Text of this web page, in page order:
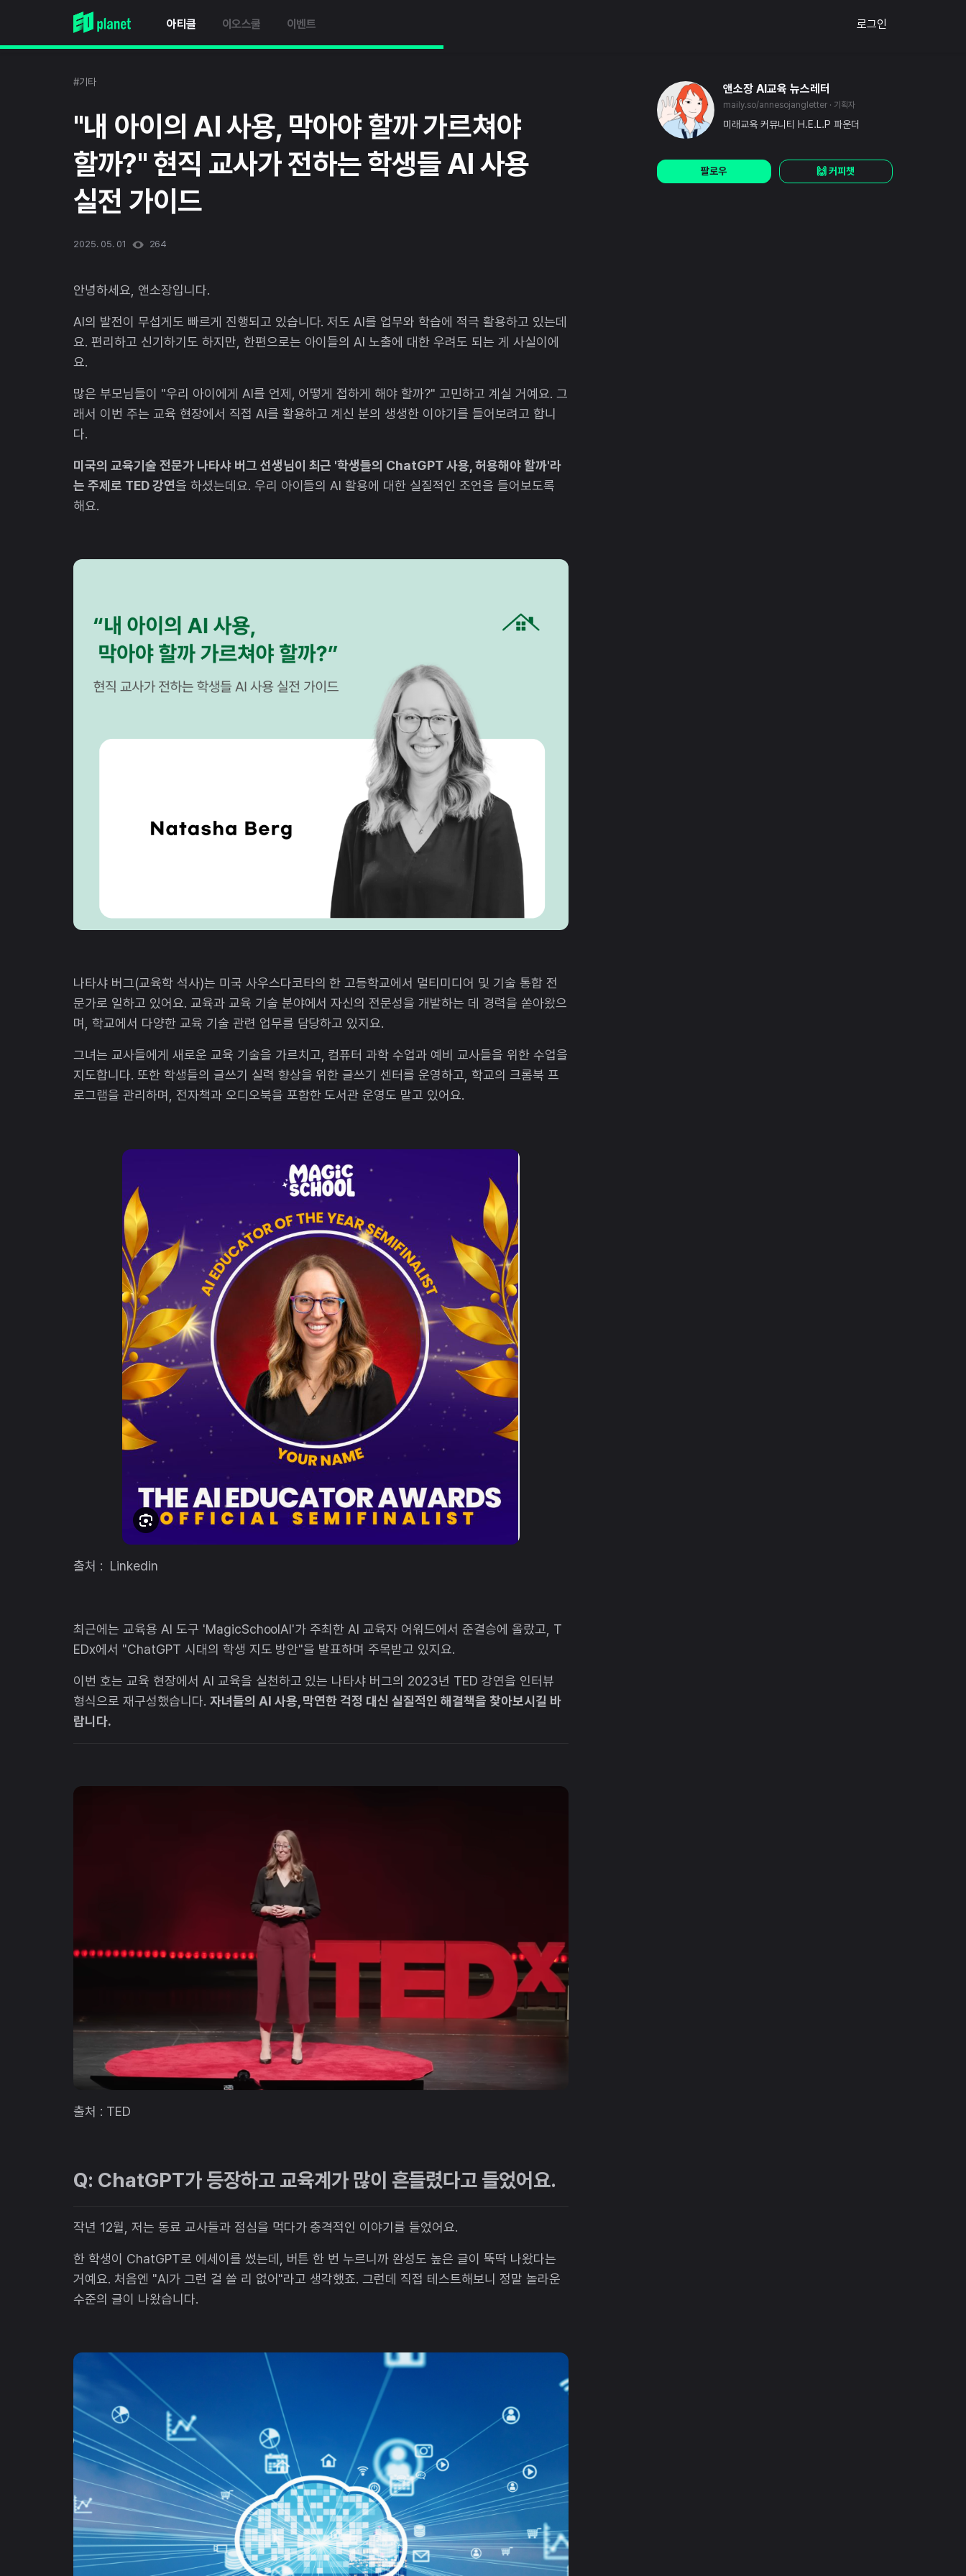
아티클 이오스쿨 이벤트 로그인
#기타
"내 아이의 AI 사용, 막아야 할까 가르쳐야
할까?" 현직 교사가 전하는 학생들 AI 사용
실전 가이드
2025. 05. 01 264
안녕하세요, 앤소장입니다.
AI의 발전이 무섭게도 빠르게 진행되고 있습니다. 저도 AI를 업무와 학습에 적극 활용하고 있는데
요. 편리하고 신기하기도 하지만, 한편으로는 아이들의 AI 노출에 대한 우려도 되는 게 사실이에
요.
많은 부모님들이 "우리 아이에게 AI를 언제, 어떻게 접하게 해야 할까?" 고민하고 계실 거예요. 그
래서 이번 주는 교육 현장에서 직접 AI를 활용하고 계신 분의 생생한 이야기를 들어보려고 합니
다.
미국의 교육기술 전문가 나타샤 버그 선생님이 최근 '학생들의 ChatGPT 사용, 허용해야 할까'라
는 주제로 TED 강연을 하셨는데요. 우리 아이들의 AI 활용에 대한 실질적인 조언을 들어보도록
해요.
나타샤 버그(교육학 석사)는 미국 사우스다코타의 한 고등학교에서 멀티미디어 및 기술 통합 전
문가로 일하고 있어요. 교육과 교육 기술 분야에서 자신의 전문성을 개발하는 데 경력을 쏟아왔으
며, 학교에서 다양한 교육 기술 관련 업무를 담당하고 있지요.
그녀는 교사들에게 새로운 교육 기술을 가르치고, 컴퓨터 과학 수업과 예비 교사들을 위한 수업을
지도합니다. 또한 학생들의 글쓰기 실력 향상을 위한 글쓰기 센터를 운영하고, 학교의 크롬북 프
로그램을 관리하며, 전자책과 오디오북을 포함한 도서관 운영도 맡고 있어요.
출처 : Linkedin
최근에는 교육용 AI 도구 'MagicSchoolAI'가 주최한 AI 교육자 어워드에서 준결승에 올랐고, T
EDx에서 "ChatGPT 시대의 학생 지도 방안"을 발표하며 주목받고 있지요.
이번 호는 교육 현장에서 AI 교육을 실천하고 있는 나타샤 버그의 2023년 TED 강연을 인터뷰
형식으로 재구성했습니다. 자녀들의 AI 사용, 막연한 걱정 대신 실질적인 해결책을 찾아보시길 바
랍니다.
출처 : TED
Q: ChatGPT가 등장하고 교육계가 많이 흔들렸다고 들었어요.
작년 12월, 저는 동료 교사들과 점심을 먹다가 충격적인 이야기를 들었어요.
한 학생이 ChatGPT로 에세이를 썼는데, 버튼 한 번 누르니까 완성도 높은 글이 뚝딱 나왔다는
거예요. 처음엔 "AI가 그런 걸 쓸 리 없어"라고 생각했죠. 그런데 직접 테스트해보니 정말 놀라운
수준의 글이 나왔습니다.
앤소장 AI교육 뉴스레터
maily.so/annesojangletter · 기획자
미래교육 커뮤니티 H.E.L.P 파운더
팔로우 🙌 커피챗